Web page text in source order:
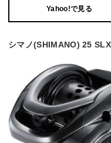
Yahoo!で見る
シマノ(SHIMANO) 25